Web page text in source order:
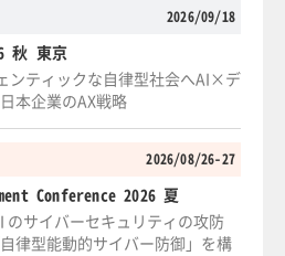
2026/09/18
秋 東京
ンティックな自律型社会へAI×デ
本企業のAX戦略
2026/08/26-27
Conference 2026 夏
のサイバーセキュリティの攻防
律型能動的サイバー防御」を構